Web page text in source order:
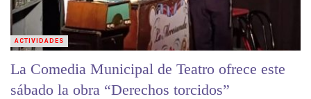
La Comedia Municipal de Teatro ofrece este
sábado la obra “Derechos torcidos”
ACTIVIDADES